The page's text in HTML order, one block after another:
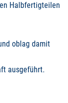
Halbfertigteilen
oblag damit
ausgeführt.